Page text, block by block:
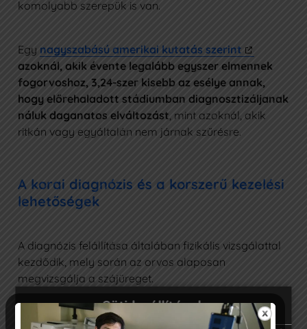
Süti beállítások
komolyabb szerepük is van.
Egy nagyszabású amerikai kutatás szerint
azoknál, akik évente legalább egyszer elmennek
fogorvoshoz, 3,24-szer kisebb az esélye annak,
hogy előrehaladott stádiumban diagnosztizáljanak
náluk daganatos elváltozást, mint azoknál, akik
ritkán vagy egyáltalán nem járnak szűrésre.
A korai diagnózis és a korszerű kezelési
lehetőségek
A diagnózis felállítása általában fizikális vizsgálattal
kezdődik, mely során az orvos alaposan
megvizsgálja a szájüreget.
Gyanú esetén biopsziát végeznek
, amely szövettani